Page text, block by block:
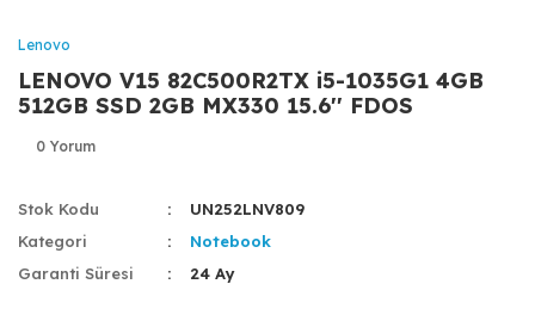
Lenovo
LENOVO V15 82C500R2TX i5-1035G1 4GB
512GB SSD 2GB MX330 15.6'' FDOS
0 Yorum
Stok Kodu
UN252LNV809
Kategori
Notebook
Garanti Süresi
24 Ay